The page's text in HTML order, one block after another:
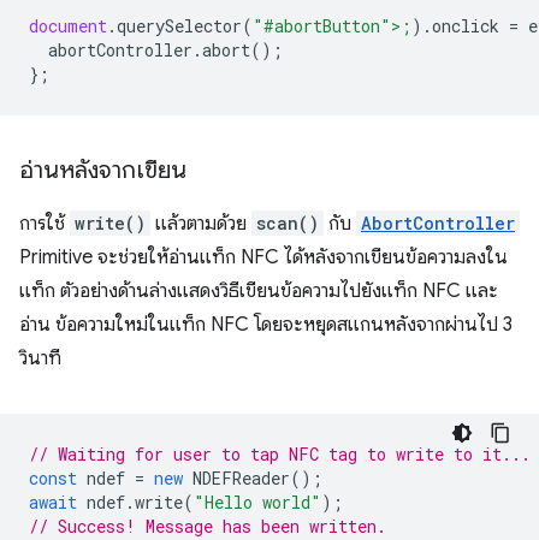
document.querySelector( "#abortButton">; ).onclick =
abortController .abort();
};
อ่านหลังจากเขียน
การใช้ write() แล้วตามด้วย scan() กับ AbortController
Primitive จะช่วยให้อ่านแท็ก NFC ได้หลังจากเขียนข้อความลงใน
แท็ก ตัวอย่างด้านล่างแสดงวิธีเขียนข้อความไปยังแท็ก NFC และ
อ่าน ข้อความใหม่ในแท็ก NFC โดยจะหยุดสแกนหลังจากผ่านไป 3
วินาที
// Waiting for user to tap NFC tag to write to it...
const ndef = new NDEFReader();
await ndef.write( "Hello world" );
// Success! Message has been written.